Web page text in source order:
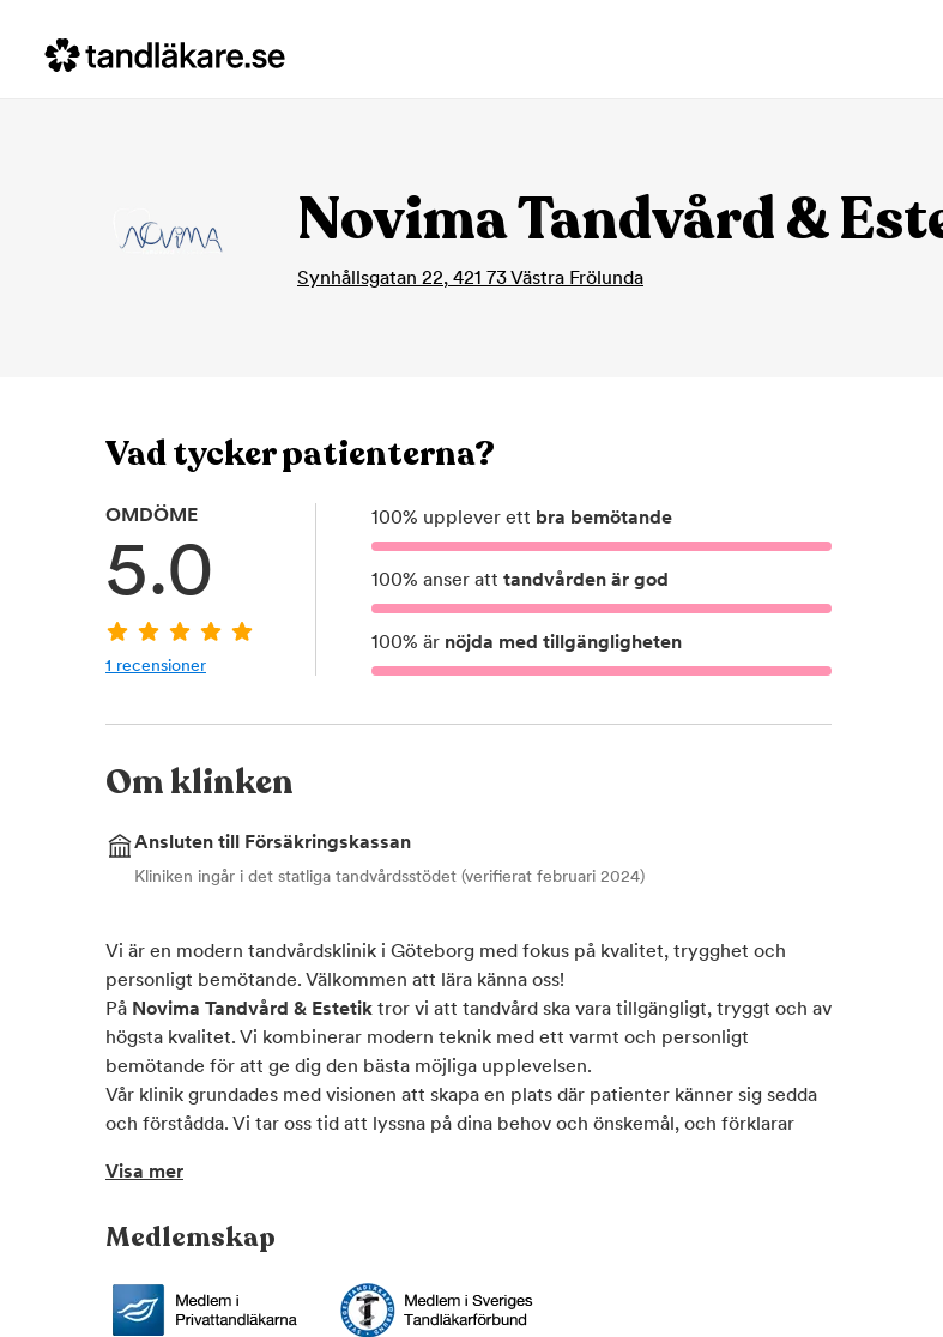
Novima Tandvård &
Synhållsgatan 22, 421 73Västra Frölunda
Vad tycker patienterna?
OMDÖME
5.0
1 recensioner
100% upplever ett bra bemötande
100% anser att tandvården är god
100% är nöjda med tillgängligheten
Om klinken
Ansluten till Försäkringskassan
Kliniken ingår i det statliga tandvårdsstödet (verifierat februari 2024)
Vi är en modern tandvårdsklinik i Göteborg med fokus på kvalitet, trygghet och
personligt bemötande. Välkommen att lära känna oss!
På Novima Tandvård & Estetik tror vi att tandvård ska vara tillgängligt, tryggt och av
högsta kvalitet. Vi kombinerar modern teknik med ett varmt och personligt
bemötande för att ge dig den bästa möjliga upplevelsen.
Vår klinik grundades med visionen att skapa en plats där patienter känner sig sedda
och förstådda. Vi tar oss tid att lyssna på dina behov och önskemål, och förklarar
Vi strävar efter långsiktiga relationer med våra patienter. Genom regelbunden
Frölunda, Göteborg. Kliniken är utrustad med digital röntgen, intraorala kameror och
moderna behandlingsenheter. Vi använder digitala verktyg för behandlingsplanering
Visa mer
Medlemskap